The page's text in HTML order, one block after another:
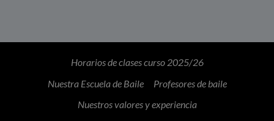
Horarios de clases curso 2025/26
Nuestra Escuela de Baile
Profesores de baile
Nuestros valores y experiencia